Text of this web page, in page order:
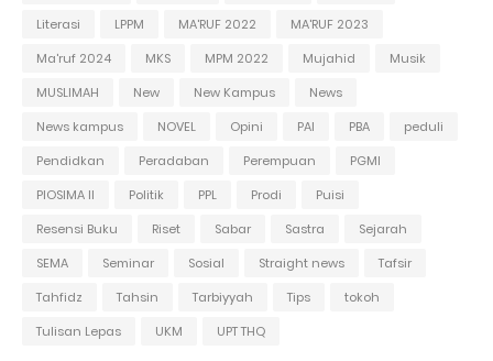
Literasi
LPPM MA'RUF 2022
MA'RUF 2023
Ma'ruf 2024
MKS MPM 2022 Mujahid
Musik
MUSLIMAH
New New Kampus
News
News kampus
NOVEL Opini PAI PBA
peduli
Pendidkan
Peradaban Perempuan
PGMI
PIOSIMA II
Politik PPL Prodi
Puisi
Resensi Buku
Riset Sabar Sastra
Sejarah
SEMA
Seminar Sosial Straight news
Tafsir
Tahfidz
Tahsin Tarbiyyah Tips
tokoh
Tulisan Lepas
UKM UPT THQ